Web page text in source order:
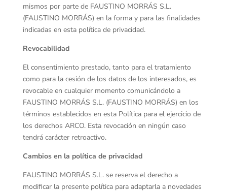
mismos por parte de FAUSTINO MORRÁS S.L.
(FAUSTINO MORRÁS) en la forma y para las finalidades
indicadas en esta política de privacidad.
Revocabilidad
El consentimiento prestado, tanto para el tratamiento
como para la cesión de los datos de los interesados, es
revocable en cualquier momento comunicándolo a
FAUSTINO MORRÁS S.L. (FAUSTINO MORRÁS) en los
términos establecidos en esta Política para el ejercicio de
los derechos ARCO. Esta revocación en ningún caso
tendrá carácter retroactivo.
Cambios en la política de privacidad
FAUSTINO MORRÁS S.L. se reserva el derecho a
modificar la presente política para adaptarla a novedades